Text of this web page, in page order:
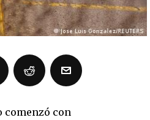
comenzó con